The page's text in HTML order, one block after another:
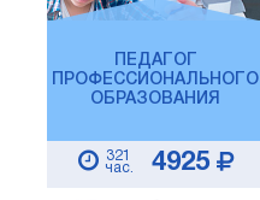
ПЕДАГОГ
ПРОФЕССИОНАЛЬНОГО
ОБРАЗОВАНИЯ
321
час.
4925